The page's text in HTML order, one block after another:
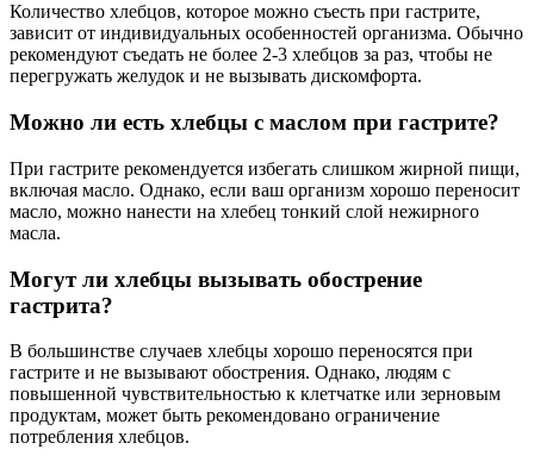
Количество хлебцов, которое можно съесть при гастрите,
зависит от индивидуальных особенностей организма. Обычно
рекомендуют съедать не более 2-3 хлебцов за раз, чтобы не
перегружать желудок и не вызывать дискомфорта.
Можно ли есть хлебцы с маслом при гастрите?
При гастрите рекомендуется избегать слишком жирной пищи,
включая масло. Однако, если ваш организм хорошо переносит
масло, можно нанести на хлебец тонкий слой нежирного
масла.
Могут ли хлебцы вызывать обострение
гастрита?
В большинстве случаев хлебцы хорошо переносятся при
гастрите и не вызывают обострения. Однако, людям с
повышенной чувствительностью к клетчатке или зерновым
продуктам, может быть рекомендовано ограничение
потребления хлебцов.